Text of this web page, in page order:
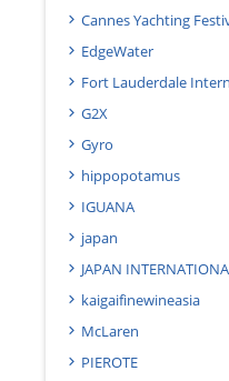
Cannes Yachting
EdgeWater
Fort Lauderdale
G2X
Gyro
hippopotamus
IGUANA
japan
JAPAN
kaigaifinewineasia
McLaren
PIEROTE